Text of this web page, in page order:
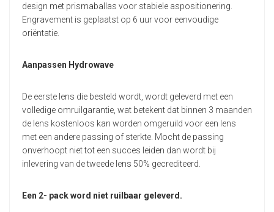
design met prismaballas voor stabiele aspositionering.
Engravement is geplaatst op 6 uur voor eenvoudige
oriëntatie.
Aanpassen Hydrowave
De eerste lens die besteld wordt, wordt geleverd met een
volledige omruilgarantie, wat betekent dat binnen 3 maanden
de lens kostenloos kan worden omgeruild voor een lens
met een andere passing of sterkte. Mocht de passing
onverhoopt niet tot een succes leiden dan wordt bij
inlevering van de tweede lens 50% gecrediteerd.
Een 2- pack word niet ruilbaar geleverd.